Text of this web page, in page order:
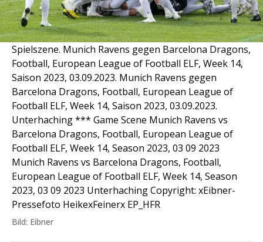
Spielszene. Munich Ravens gegen Barcelona Dragons,
Football, European League of Football ELF, Week 14,
Saison 2023, 03.09.2023. Munich Ravens gegen
Barcelona Dragons, Football, European League of
Football ELF, Week 14, Saison 2023, 03.09.2023.
Unterhaching *** Game Scene Munich Ravens vs
Barcelona Dragons, Football, European League of
Football ELF, Week 14, Season 2023, 03 09 2023
Munich Ravens vs Barcelona Dragons, Football,
European League of Football ELF, Week 14, Season
2023, 03 09 2023 Unterhaching Copyright: xEibner-
Pressefoto HeikexFeinerx EP_HFR
Bild: Eibner